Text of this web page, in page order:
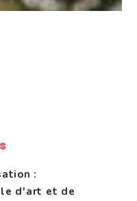
:
d'art et de